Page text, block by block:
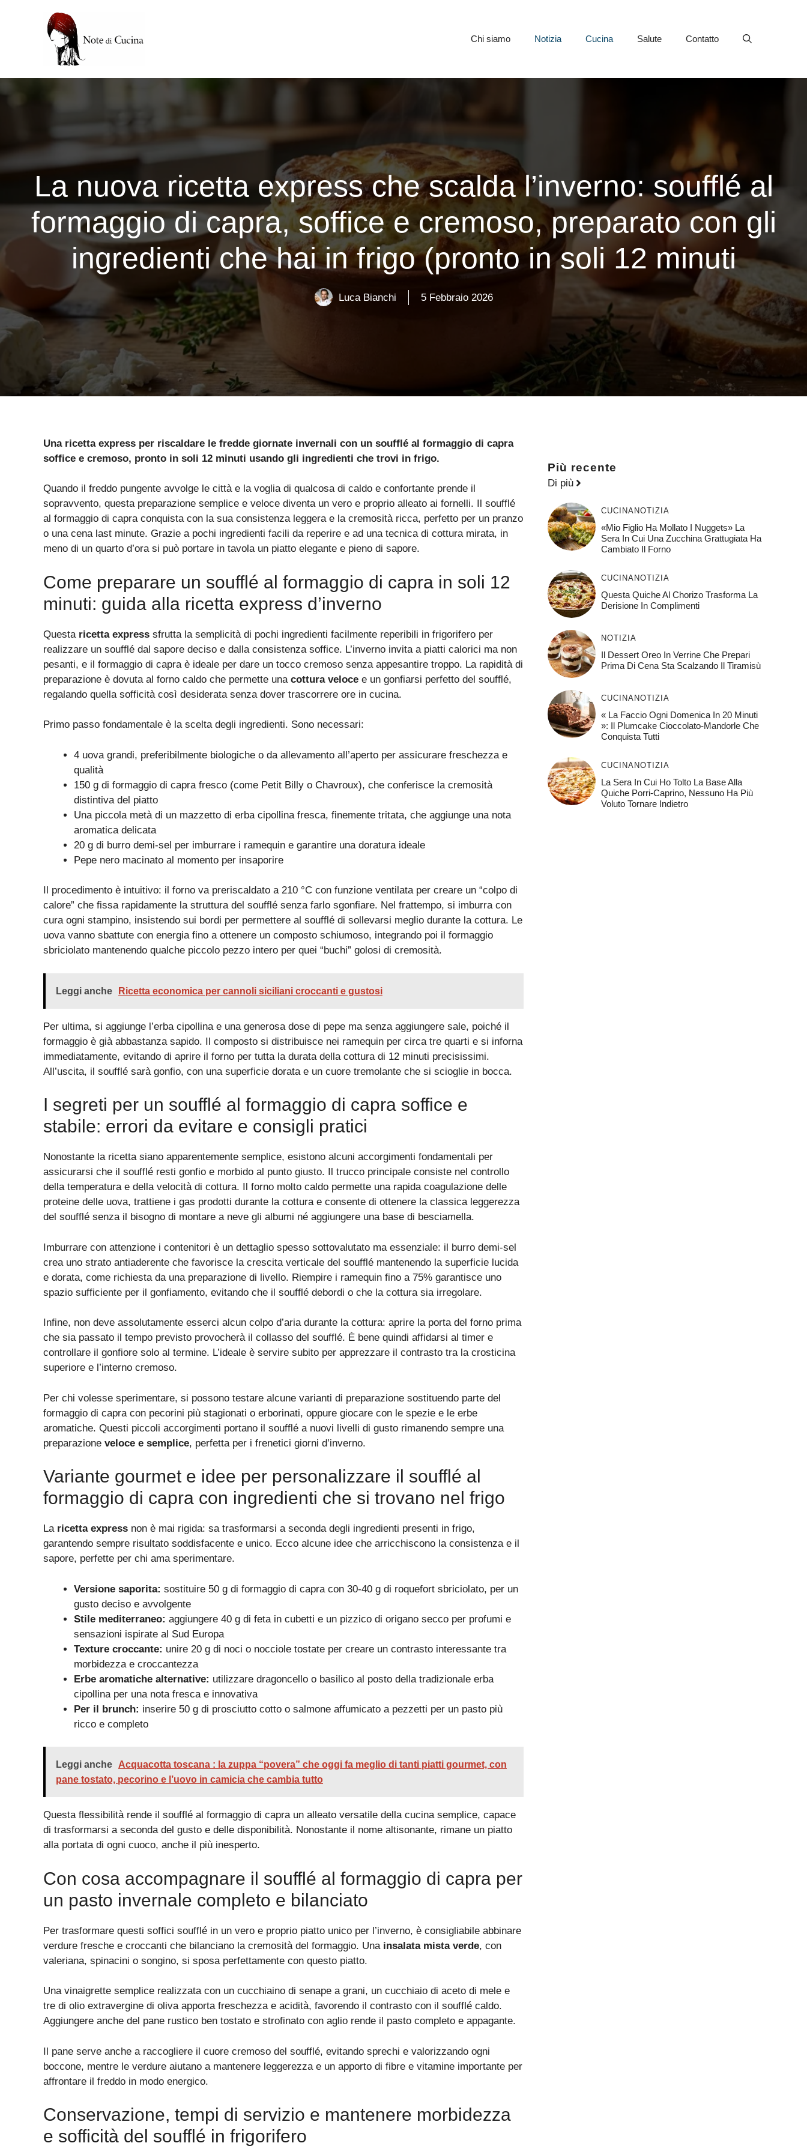
Chi siamo Notizia Cucina Salute Contatto
La nuova ricetta express che scalda l’inverno: soufflé al
formaggio di capra, soffice e cremoso, preparato con gli
ingredienti che hai in frigo (pronto in soli 12 minuti
Luca Bianchi 5 Febbraio 2026
Una ricetta express per riscaldare le fredde giornate invernali con un soufflé al formaggio di capra
soffice e cremoso, pronto in soli 12 minuti usando gli ingredienti che trovi in frigo.
Quando il freddo pungente avvolge le città e la voglia di qualcosa di caldo e confortante prende il
sopravvento, questa preparazione semplice e veloce diventa un vero e proprio alleato ai fornelli. Il soufflé
al formaggio di capra conquista con la sua consistenza leggera e la cremosità ricca, perfetto per un pranzo
o una cena last minute. Grazie a pochi ingredienti facili da reperire e ad una tecnica di cottura mirata, in
meno di un quarto d’ora si può portare in tavola un piatto elegante e pieno di sapore.
Come preparare un soufflé al formaggio di capra in soli 12
minuti: guida alla ricetta express d’inverno
Questa ricetta express sfrutta la semplicità di pochi ingredienti facilmente reperibili in frigorifero per
realizzare un soufflé dal sapore deciso e dalla consistenza soffice. L’inverno invita a piatti calorici ma non
pesanti, e il formaggio di capra è ideale per dare un tocco cremoso senza appesantire troppo. La rapidità di
preparazione è dovuta al forno caldo che permette una cottura veloce e un gonfiarsi perfetto del soufflé,
regalando quella sofficità così desiderata senza dover trascorrere ore in cucina.
Primo passo fondamentale è la scelta degli ingredienti. Sono necessari:
4 uova grandi, preferibilmente biologiche o da allevamento all’aperto per assicurare freschezza e
qualità
150 g di formaggio di capra fresco (come Petit Billy o Chavroux), che conferisce la cremosità
distintiva del piatto
Una piccola metà di un mazzetto di erba cipollina fresca, finemente tritata, che aggiunge una nota
aromatica delicata
20 g di burro demi-sel per imburrare i ramequin e garantire una doratura ideale
Pepe nero macinato al momento per insaporire
Il procedimento è intuitivo: il forno va preriscaldato a 210 °C con funzione ventilata per creare un “colpo di
calore” che fissa rapidamente la struttura del soufflé senza farlo sgonfiare. Nel frattempo, si imburra con
cura ogni stampino, insistendo sui bordi per permettere al soufflé di sollevarsi meglio durante la cottura. Le
uova vanno sbattute con energia fino a ottenere un composto schiumoso, integrando poi il formaggio
sbriciolato mantenendo qualche piccolo pezzo intero per quei “buchi” golosi di cremosità.
Leggi anche Ricetta economica per cannoli siciliani croccanti e gustosi
Per ultima, si aggiunge l’erba cipollina e una generosa dose di pepe ma senza aggiungere sale, poiché il
formaggio è già abbastanza sapido. Il composto si distribuisce nei ramequin per circa tre quarti e si inforna
immediatamente, evitando di aprire il forno per tutta la durata della cottura di 12 minuti precisissimi.
All’uscita, il soufflé sarà gonfio, con una superficie dorata e un cuore tremolante che si scioglie in bocca.
I segreti per un soufflé al formaggio di capra soffice e
stabile: errori da evitare e consigli pratici
Nonostante la ricetta siano apparentemente semplice, esistono alcuni accorgimenti fondamentali per
assicurarsi che il soufflé resti gonfio e morbido al punto giusto. Il trucco principale consiste nel controllo
della temperatura e della velocità di cottura. Il forno molto caldo permette una rapida coagulazione delle
proteine delle uova, trattiene i gas prodotti durante la cottura e consente di ottenere la classica leggerezza
del soufflé senza il bisogno di montare a neve gli albumi né aggiungere una base di besciamella.
Imburrare con attenzione i contenitori è un dettaglio spesso sottovalutato ma essenziale: il burro demi-sel
crea uno strato antiaderente che favorisce la crescita verticale del soufflé mantenendo la superficie lucida
e dorata, come richiesta da una preparazione di livello. Riempire i ramequin fino a 75% garantisce uno
spazio sufficiente per il gonfiamento, evitando che il soufflé debordi o che la cottura sia irregolare.
Infine, non deve assolutamente esserci alcun colpo d’aria durante la cottura: aprire la porta del forno prima
che sia passato il tempo previsto provocherà il collasso del soufflé. È bene quindi affidarsi al timer e
controllare il gonfiore solo al termine. L’ideale è servire subito per apprezzare il contrasto tra la crosticina
superiore e l’interno cremoso.
Per chi volesse sperimentare, si possono testare alcune varianti di preparazione sostituendo parte del
formaggio di capra con pecorini più stagionati o erborinati, oppure giocare con le spezie e le erbe
aromatiche. Questi piccoli accorgimenti portano il soufflé a nuovi livelli di gusto rimanendo sempre una
preparazione veloce e semplice, perfetta per i frenetici giorni d’inverno.
Variante gourmet e idee per personalizzare il soufflé al
formaggio di capra con ingredienti che si trovano nel frigo
La ricetta express non è mai rigida: sa trasformarsi a seconda degli ingredienti presenti in frigo,
garantendo sempre risultato soddisfacente e unico. Ecco alcune idee che arricchiscono la consistenza e il
sapore, perfette per chi ama sperimentare.
Versione saporita: sostituire 50 g di formaggio di capra con 30-40 g di roquefort sbriciolato, per un
gusto deciso e avvolgente
Stile mediterraneo: aggiungere 40 g di feta in cubetti e un pizzico di origano secco per profumi e
sensazioni ispirate al Sud Europa
Texture croccante: unire 20 g di noci o nocciole tostate per creare un contrasto interessante tra
morbidezza e croccantezza
Erbe aromatiche alternative: utilizzare dragoncello o basilico al posto della tradizionale erba
cipollina per una nota fresca e innovativa
Per il brunch: inserire 50 g di prosciutto cotto o salmone affumicato a pezzetti per un pasto più
ricco e completo
Leggi anche
Acquacotta toscana : la zuppa “povera” che oggi fa meglio di tanti piatti gourmet, con
pane tostato, pecorino e l’uovo in camicia che cambia tutto
Questa flessibilità rende il soufflé al formaggio di capra un alleato versatile della cucina semplice, capace
di trasformarsi a seconda del gusto e delle disponibilità. Nonostante il nome altisonante, rimane un piatto
alla portata di ogni cuoco, anche il più inesperto.
Con cosa accompagnare il soufflé al formaggio di capra per
un pasto invernale completo e bilanciato
Per trasformare questi soffici soufflé in un vero e proprio piatto unico per l’inverno, è consigliabile abbinare
verdure fresche e croccanti che bilanciano la cremosità del formaggio. Una insalata mista verde, con
valeriana, spinacini o songino, si sposa perfettamente con questo piatto.
Una vinaigrette semplice realizzata con un cucchiaino di senape a grani, un cucchiaio di aceto di mele e
tre di olio extravergine di oliva apporta freschezza e acidità, favorendo il contrasto con il soufflé caldo.
Aggiungere anche del pane rustico ben tostato e strofinato con aglio rende il pasto completo e appagante.
Il pane serve anche a raccogliere il cuore cremoso del soufflé, evitando sprechi e valorizzando ogni
boccone, mentre le verdure aiutano a mantenere leggerezza e un apporto di fibre e vitamine importante per
affrontare il freddo in modo energico.
Conservazione, tempi di servizio e mantenere morbidezza
e sofficità del soufflé in frigorifero
Più recente
Di più
CUCINANOTIZIA
«Mio Figlio Ha Mollato I Nuggets» La
Sera In Cui Una Zucchina Grattugiata Ha
Cambiato Il Forno
CUCINANOTIZIA
Questa Quiche Al Chorizo ​​trasforma La
Derisione In Complimenti
NOTIZIA
Il Dessert Oreo In Verrine Che Prepari
Prima Di Cena Sta Scalzando Il Tiramisù
CUCINANOTIZIA
« La Faccio Ogni Domenica In 20 Minuti
»: Il Plumcake Cioccolato-Mandorle Che
Conquista Tutti
CUCINANOTIZIA
La Sera In Cui Ho Tolto La Base Alla
Quiche Porri-Caprino, Nessuno Ha Più
Voluto Tornare Indietro